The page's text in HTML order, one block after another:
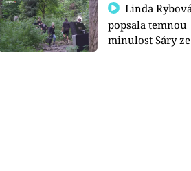
Linda Rybová
popsala temnou
minulost Sáry ze